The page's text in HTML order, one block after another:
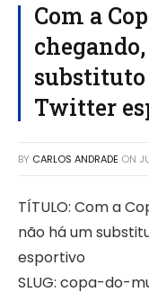
Com a
substituto
Twitter
BY CARLOS ANDRADE ON
TÍTULO: Com a
não há um
esportivo
SLUG: copa-do-